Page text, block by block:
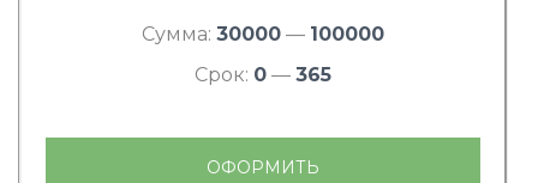
Сумма: 30000 — 100000
Срок: 0 — 365
ОФОРМИТЬ